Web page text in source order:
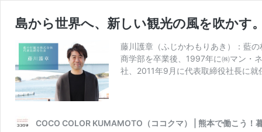
島から世界へ、新しい観光の風を吹かす
藤川護章（ふじかわもりあき）：藍
商学部を卒業後、1997年に㈱マン・
社、2011年9月に代表取締役社長に就
COCO COLOR KUMAMOTO（ココクマ） | 熊本で働こう！